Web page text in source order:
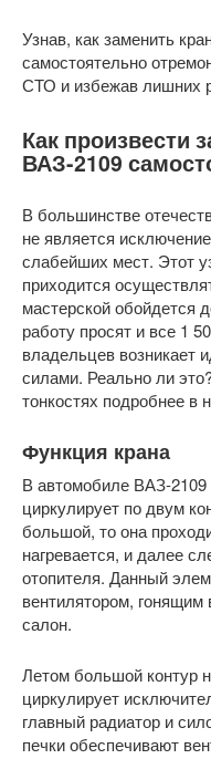
Узнав, как заменить
самостоятельно
СТО и избежав лишних
Как произвести
ВАЗ-2109
В большинстве
не является
слабейших мест. Этот
приходится
мастерской обойдется
работу просят и все 1
владельцев возникает
силами. Реально ли
тонкостях подробнее в
Функция крана
В автомобиле ВАЗ-
циркулирует по двум
большой, то она
нагревается, и далее
отопителя. Данный
вентилятором, гонящим
салон.
Летом большой контур
циркулирует
главный радиатор и
печки обеспечивают